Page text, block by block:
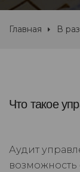
Главная В
Что такое
Аудит